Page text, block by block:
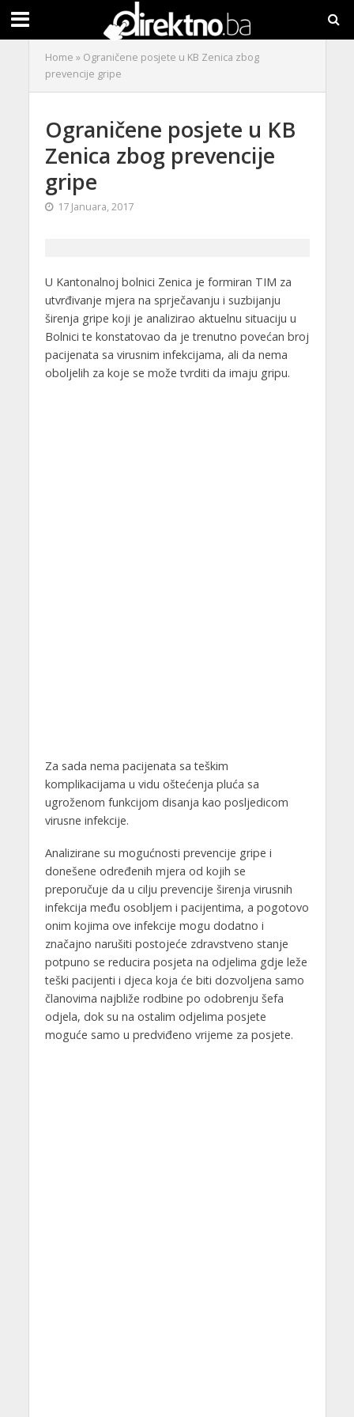
Home » Ograničene posjete u KB Zenica zbog
prevencije gripe
Ograničene posjete u KB
Zenica zbog prevencije
gripe
17 Januara, 2017
U Kantonalnoj bolnici Zenica je formiran TIM za
utvrđivanje mjera na sprječavanju i suzbijanju
širenja gripe koji je analizirao aktuelnu situaciju u
Bolnici te konstatovao da je trenutno povećan broj
pacijenata sa virusnim infekcijama, ali da nema
oboljelih za koje se može tvrditi da imaju gripu.
Za sada nema pacijenata sa teškim
komplikacijama u vidu oštećenja pluća sa
ugroženom funkcijom disanja kao posljedicom
virusne infekcije.
Analizirane su mogućnosti prevencije gripe i
donešene određenih mjera od kojih se
preporučuje da u cilju prevencije širenja virusnih
infekcija među osobljem i pacijentima, a pogotovo
onim kojima ove infekcije mogu dodatno i
značajno narušiti postojeće zdravstveno stanje
potpuno se reducira posjeta na odjelima gdje leže
teški pacijenti i djeca koja će biti dozvoljena samo
članovima najbliže rodbine po odobrenju šefa
odjela, dok su na ostalim odjelima posjete
moguće samo u predviđeno vrijeme za posjete.